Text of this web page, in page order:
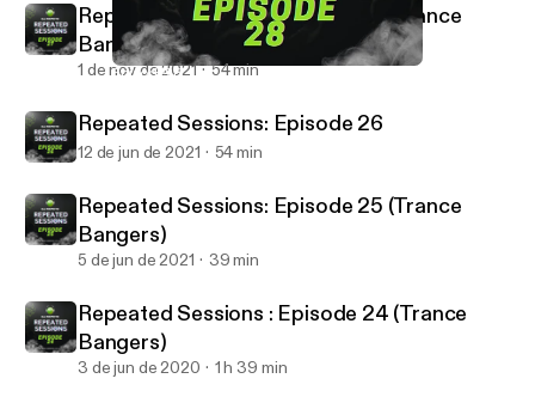
Episode28
Repeated Sessions: Episode 27 (Trance
Bangers)
1 de nov de 2021 54 min
Repeated Sessions: Episode 26
12 de jun de 2021 54 min
Repeated Sessions: Episode 25 (Trance
Bangers)
5 de jun de 2021 39 min
Repeated Sessions : Episode 24 (Trance
Bangers)
3 de jun de 2020 1 h 39 min